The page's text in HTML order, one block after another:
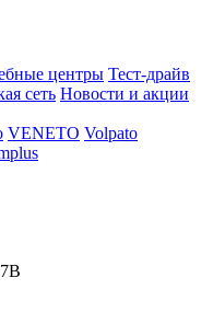
центры Тест-драйв
сеть Новости и акции
VENETO Volpato